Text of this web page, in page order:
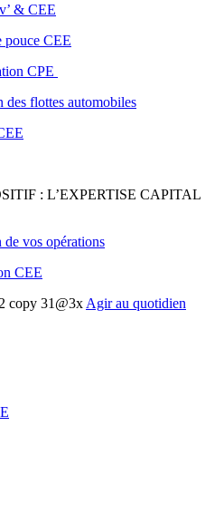
& CEE
pouce CEE
CPE
des flottes automobiles
: L’EXPERTISE CAPITAL
vos opérations
CEE
Agir au quotidien